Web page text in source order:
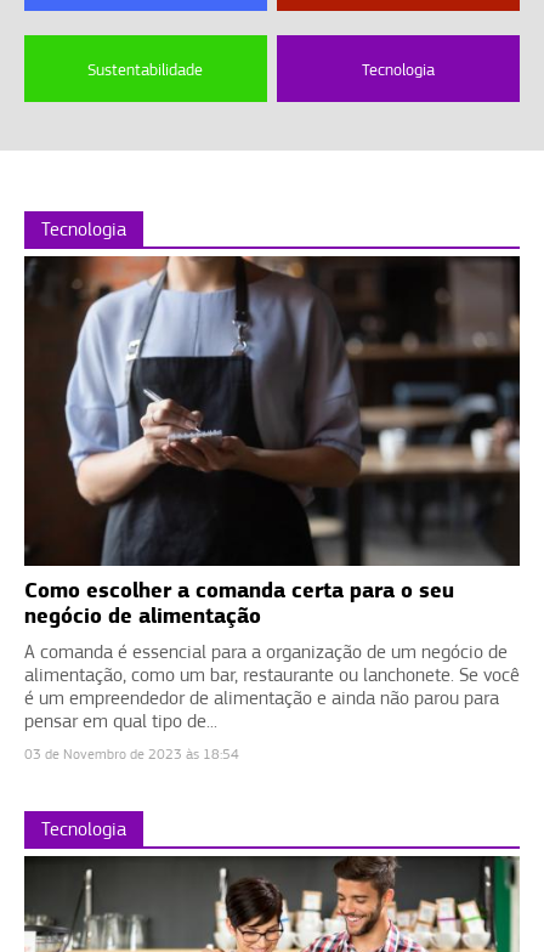
Sustentabilidade Tecnologia
Tecnologia
Como escolher a comanda certa para o seu
negócio de alimentação
A comanda é essencial para a organização de um negócio de
alimentação, como um bar, restaurante ou lanchonete. Se você
é um empreendedor de alimentação e ainda não parou para
pensar em qual tipo de...
03 de Novembro de 2023 às 18:54
Tecnologia